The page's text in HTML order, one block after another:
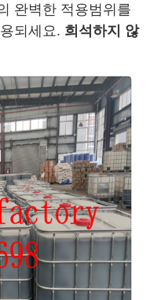
완벽한 적용범위를
되세요. 희석하지 않